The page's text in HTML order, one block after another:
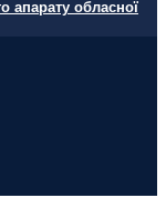
апарату обласної